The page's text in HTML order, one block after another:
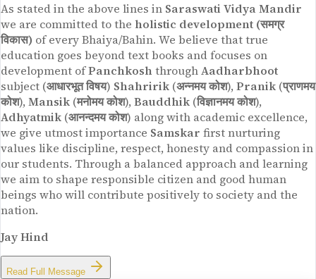
As stated in the above lines in Saraswati Vidya Mandir
we are committed to the holistic development (समग्र
विकास) of every Bhaiya/Bahin. We believe that true
education goes beyond text books and focuses on
development ofPanchkosh throughAadharbhoot
subject (आधारभूत विषय) Shahririk (अन्नमय कोश), Pranik (प्राणमय
कोश), Mansik (मनोमय कोश), Bauddhik (विज्ञानमय कोश),
Adhyatmik (आनन्दमय कोश) along with academic excellence,
we give utmost importance Samskar first nurturing
values like discipline, respect, honesty and compassion in
our students. Through a balanced approach and learning
we aim to shape responsible citizen and good human
beings who will contribute positively to society and the
nation.
Jay Hind
Read Full Message